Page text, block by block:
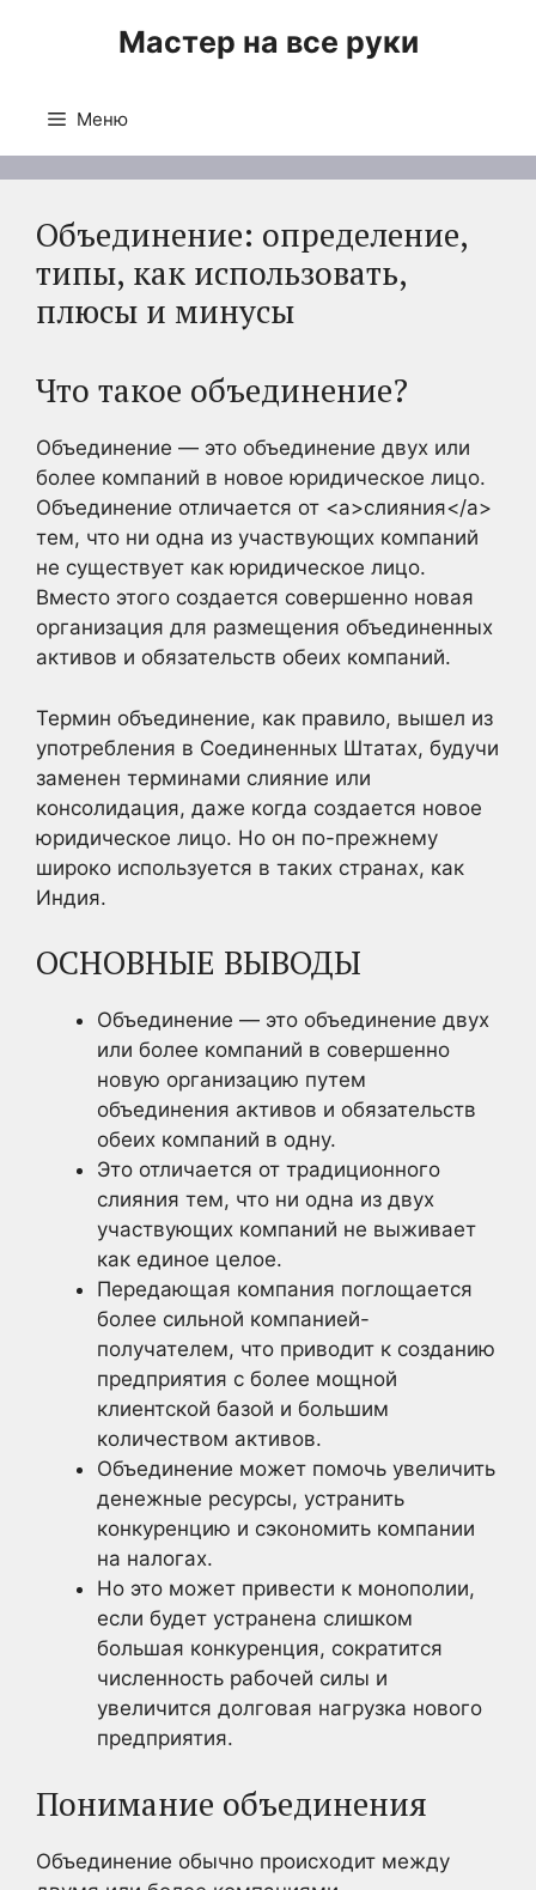
Мастер на все руки
Меню
Объединение: определение,
типы, как использовать,
плюсы и минусы
Что такое объединение?
Объединение — это объединение двух или
более компаний в новое юридическое лицо.
Объединение отличается от <a>слияния</a>
тем, что ни одна из участвующих компаний
не существует как юридическое лицо.
Вместо этого создается совершенно новая
организация для размещения объединенных
активов и обязательств обеих компаний.
Термин объединение, как правило, вышел из
употребления в Соединенных Штатах, будучи
заменен терминами слияние или
консолидация, даже когда создается новое
юридическое лицо. Но он по-прежнему
широко используется в таких странах, как
Индия.
ОСНОВНЫЕ ВЫВОДЫ
Объединение — это объединение двух
или более компаний в совершенно
новую организацию путем
объединения активов и обязательств
обеих компаний в одну.
Это отличается от традиционного
слияния тем, что ни одна из двух
участвующих компаний не выживает
как единое целое.
Передающая компания поглощается
более сильной компанией-
получателем, что приводит к созданию
предприятия с более мощной
клиентской базой и большим
количеством активов.
Объединение может помочь увеличить
денежные ресурсы, устранить
конкуренцию и сэкономить компании
на налогах.
Но это может привести к монополии,
если будет устранена слишком
большая конкуренция, сократится
численность рабочей силы и
увеличится долговая нагрузка нового
предприятия.
Понимание объединения
Объединение обычно происходит между